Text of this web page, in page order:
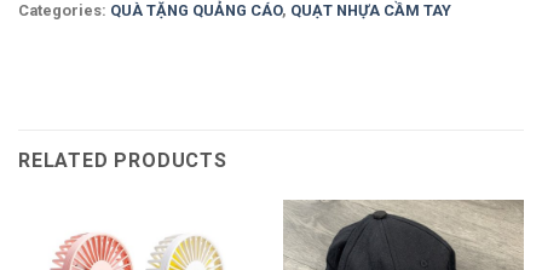
Categories: QUÀ TẶNG QUẢNG CÁO, QUẠT NHỰA CẦM TAY
RELATED PRODUCTS